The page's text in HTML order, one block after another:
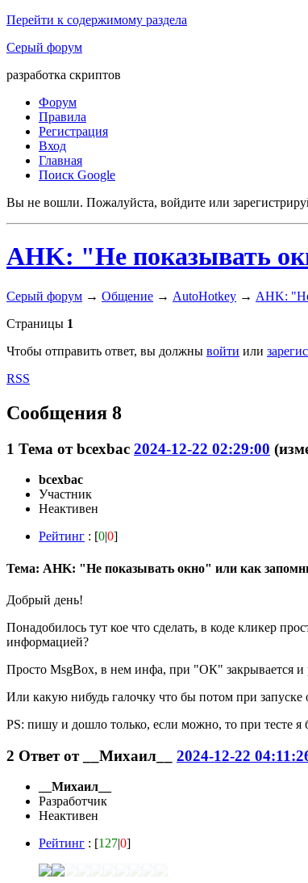
Перейти к содержимому раздела
Серый форум
разработка скриптов
Форум
Правила
Регистрация
Вход
Главная
Поиск Google
Вы не вошли. Пожалуйста, войдите или
AHK: "Не показывать
Серый форум → Общение → AutoHotkey → AHK:
Страницы 1
Чтобы отправить ответ, вы должны войти или
RSS
Сообщения 8
1 Тема отbcexbac 2024-12-22 02:29:00
bcexbac
Участник
Неактивен
Рейтинг : [0|0]
Тема: AHK: "Не показывать окно" или как
Добрый день!
Понадобилось тут кое что сделать, в коде кликер
информацией?
Просто MsgBox, в нем инфа, при "ОК" закрывается и
Или какую нибудь галочку что бы потом при запуске
PS: пишу и дошло только, если можно, то при тесте я
2 Ответ от __Михаил__ 2024-12-22
__Михаил__
Разработчик
Неактивен
Рейтинг : [127|0]